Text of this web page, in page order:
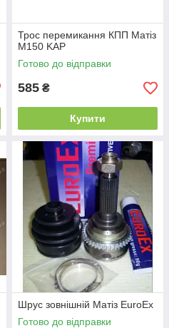
Трос перемикання КПП Матіз
М150 KAP
Готово до відправки
585 ₴
Купити
Шрус зовнішній Матіз EuroEx
Готово до відправки